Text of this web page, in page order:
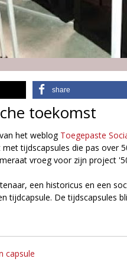
share
toekomst
het weblogToegepaste
tijdscapsules die pas over
vroeg voor zijn project
een historicus en een
tijdcapsule. De tijdscapsules
capsule